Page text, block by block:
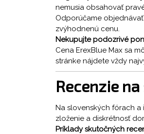
nemusia obsahovať
Odporúčame objednávať
zvýhodnenú cenu.
Nekupujte podozrivé
Cena ErexBlue Max sa
stránke nájdete vždy
Recenzie
Na slovenských fórach a
zloženie a diskrétnosť
Príklady skutočných